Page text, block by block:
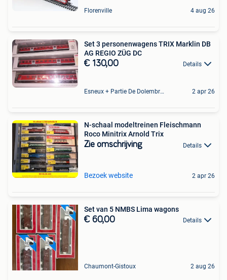
Florenville 4 aug 26
Set 3 personenwagens TRIX Marklin DB
AG REGIO ZÜG DC
€ 130,00 Details
Esneux + Partie De Dolembreux 2 apr 26
N-schaal modeltreinen Fleischmann
Roco Minitrix Arnold Trix
Zie omschrijving Details
Bezoek website 2 apr 26
Set van 5 NMBS Lima wagons
€ 60,00 Details
Chaumont-Gistoux 2 aug 26